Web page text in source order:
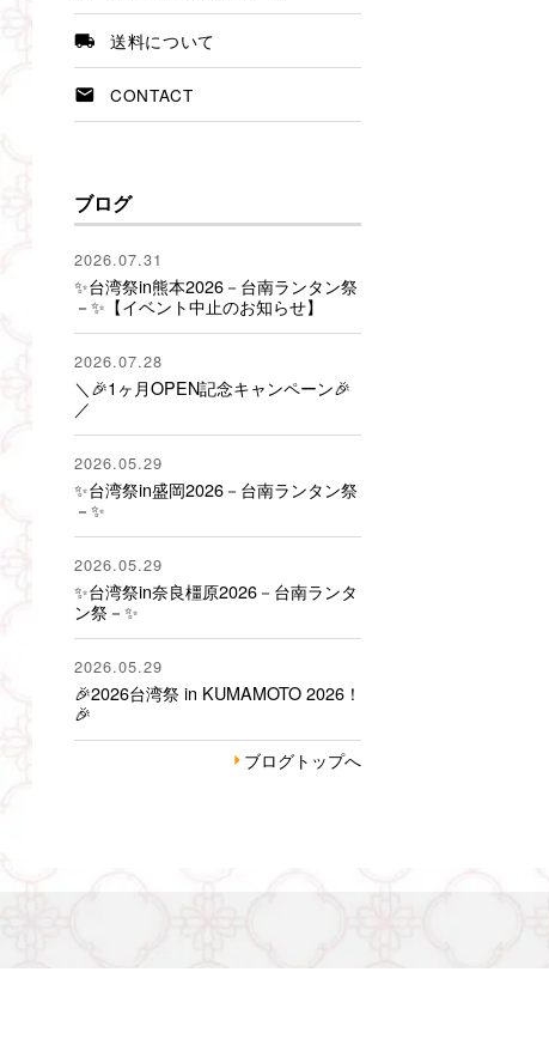
送料について
CONTACT
ブログ
2026.07.31
✨台湾祭in熊本2026－台南ランタン祭
－✨【イベント中止のお知らせ】
2026.07.28
＼🎉1ヶ月OPEN記念キャンペーン🎉
／
2026.05.29
✨台湾祭in盛岡2026－台南ランタン祭
－✨
2026.05.29
✨台湾祭in奈良橿原2026－台南ランタ
ン祭－✨
2026.05.29
🎉2026台湾祭 in KUMAMOTO 2026！
🎉
ブログトップへ